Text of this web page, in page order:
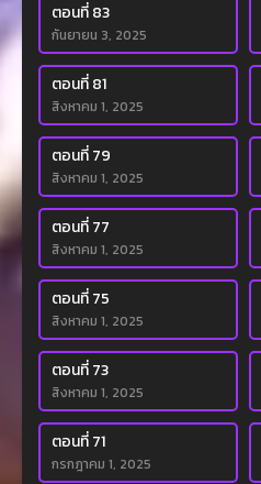
ตอนที่ 83
กันยายน 3, 2025
ตอนที่ 81
สิงหาคม 1, 2025
ตอนที่ 79
สิงหาคม 1, 2025
ตอนที่ 77
สิงหาคม 1, 2025
ตอนที่ 75
สิงหาคม 1, 2025
ตอนที่ 73
สิงหาคม 1, 2025
ตอนที่ 71
กรกฎาคม 1, 2025